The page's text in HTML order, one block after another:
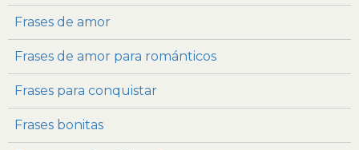
Frases de amor
Frases de amor para románticos
Frases para conquistar
Frases bonitas